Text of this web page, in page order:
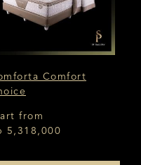
Comfort
from
5,318,000